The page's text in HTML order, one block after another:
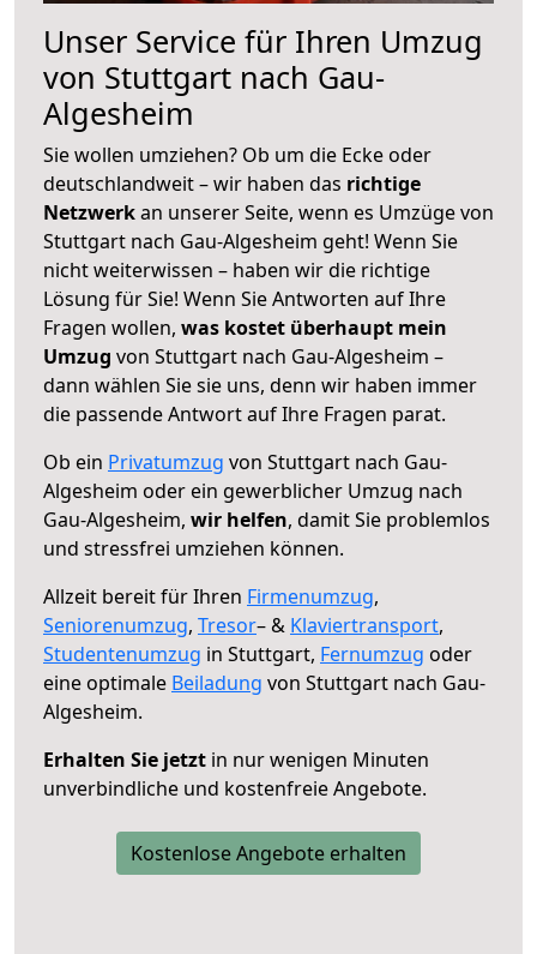
Unser Service für Ihren Umzug
von Stuttgart nach Gau-
Algesheim
Sie wollen umziehen? Ob um die Ecke oder
deutschlandweit – wir haben das richtige
Netzwerkan unserer Seite, wenn es Umzüge von
Stuttgart nach Gau-Algesheim geht! Wenn Sie
nicht weiterwissen – haben wir die richtige
Lösung für Sie! Wenn Sie Antworten auf Ihre
Fragen wollen, was kostet überhaupt mein
Umzug von Stuttgart nach Gau-Algesheim –
dann wählen Sie sie uns, denn wir haben immer
die passende Antwort auf Ihre Fragen parat.
Ob ein Privatumzug von Stuttgart nach Gau-
Algesheim oder ein gewerblicher Umzug nach
Gau-Algesheim, wir helfen, damit Sie problemlos
und stressfrei umziehen können.
Allzeit bereit für Ihren Firmenumzug,
Seniorenumzug, Tresor– & Klaviertransport,
Studentenumzug in Stuttgart, Fernumzug oder
eine optimale Beiladung von Stuttgart nach Gau-
Algesheim.
Erhalten Sie jetzt in nur wenigen Minuten
unverbindliche und kostenfreie Angebote.
Kostenlose Angebote erhalten